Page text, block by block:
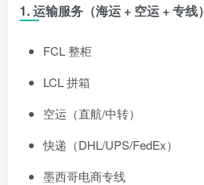
1. 运输服务（海运 + 空运 + 专线）
FCL 整柜
LCL 拼箱
空运（直航/中转）
快递（DHL/UPS/FedEx）
墨西哥电商专线